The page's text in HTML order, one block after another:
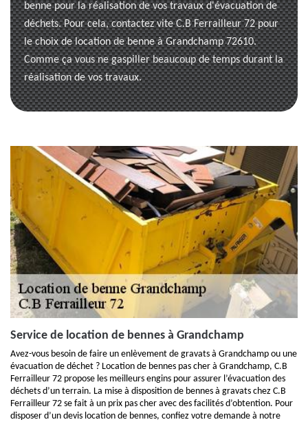
benne pour la réalisation de vos travaux d'évacuation de
déchets. Pour cela, contactez vite C.B Ferrailleur 72 pour
le choix de location de benne à Grandchamp 72610.
Comme ça vous ne gaspiller beaucoup de temps durant la
réalisation de vos travaux.
Service de location de bennes à Grandchamp
Avez-vous besoin de faire un enlèvement de gravats à Grandchamp ou une
évacuation de déchet ? Location de bennes pas cher à Grandchamp, C.B
Ferrailleur 72 propose les meilleurs engins pour assurer l’évacuation des
déchets d’un terrain. La mise à disposition de bennes à gravats chez C.B
Ferrailleur 72 se fait à un prix pas cher avec des facilités d’obtention. Pour
disposer d’un devis location de bennes, confiez votre demande à notre